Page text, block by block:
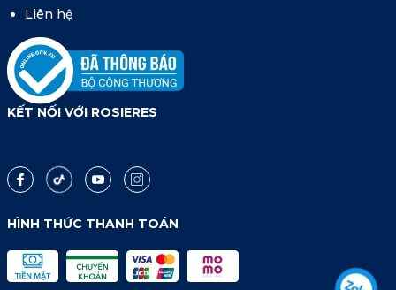
Liên hệ
KẾT NỐI VỚI ROSIERES
HÌNH THỨC THANH TOÁN